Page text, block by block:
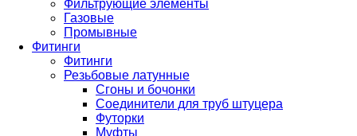
Фильтрующие элементы
Газовые
Промывные
Фитинги
Фитинги
Резьбовые латунные
Сгоны и бочонки
Соединители для труб штуцера
Футорки
Муфты